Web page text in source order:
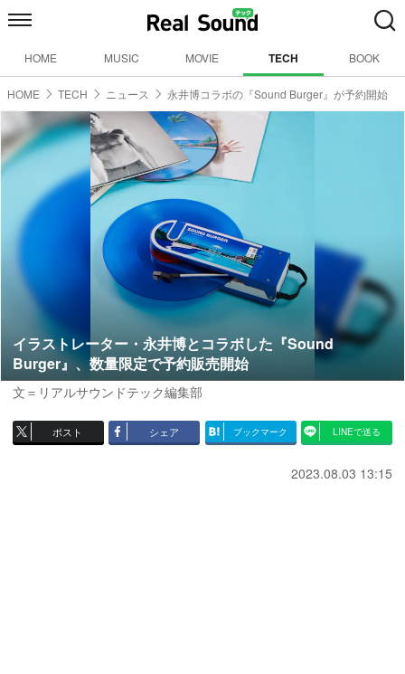
HOME MUSIC MOVIE TECH BOOK
HOME TECH ニュース 永井博コラボの『Sound Burger』が予約開始
イラストレーター・永井博とコラボした『Sound
Burger』、数量限定で予約販売開始
文＝リアルサウンドテック編集部
ポスト シェア ブックマーク LINEで送る
2023.08.03 13:15